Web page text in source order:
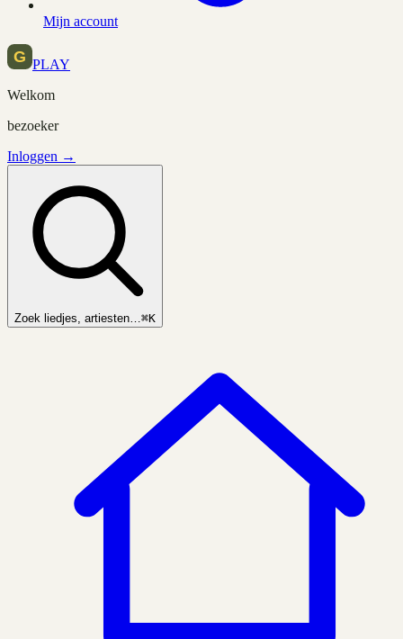
Mijn account
PLAY
Welkom
bezoeker
Inloggen →
Zoek liedjes, artiesten…⌘K